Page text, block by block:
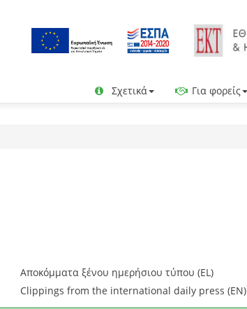
Σχετικά Για φορείς
Αποκόμματα ξένου ημερήσιου τύπου (EL)
Clippings from the international daily press (EN)